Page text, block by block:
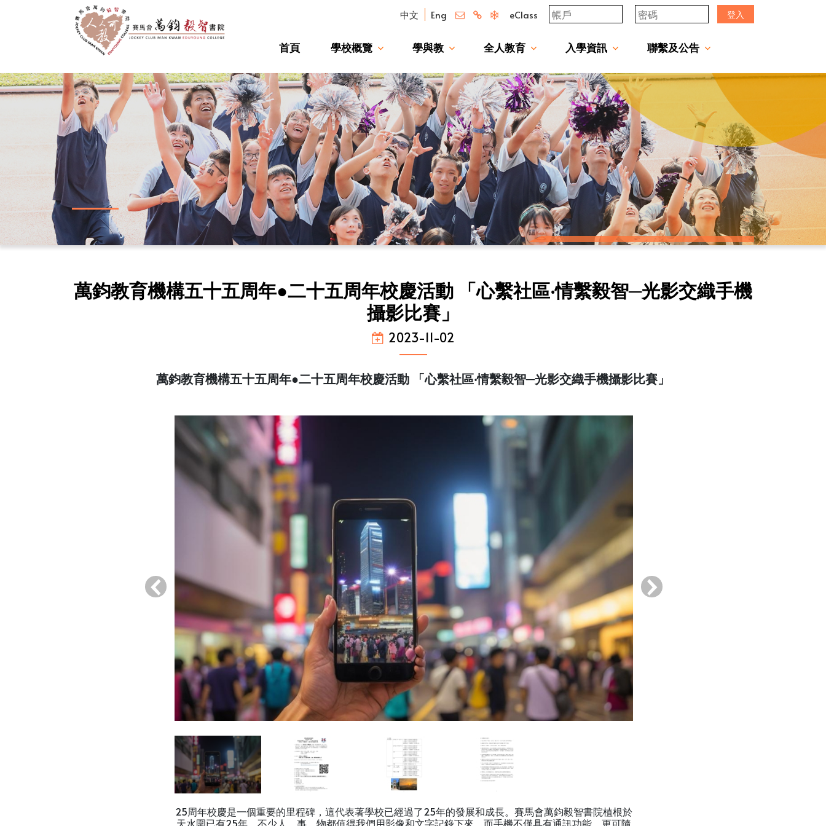
中文 Eng eClass 登入
首頁 學校概覽 學與教 全人教育 入學資訊 聯繫及公告
萬鈞教育機構五十五周年●二十五周年校慶活動 「心繫社區‧情繫毅智─光影交織手機
攝影比賽」
2023-11-02
萬鈞教育機構五十五周年●二十五周年校慶活動 「心繫社區‧情繫毅智─光影交織手機攝影比賽」
‹ ›
25周年校慶是一個重要的里程碑，這代表著學校已經過了25年的發展和成長。賽馬會萬鈞毅智書院植根於
天水圍已有25年，不少人、事、物都值得我們用影像和文字記錄下來。而手機不僅具有通訊功能，更可隨